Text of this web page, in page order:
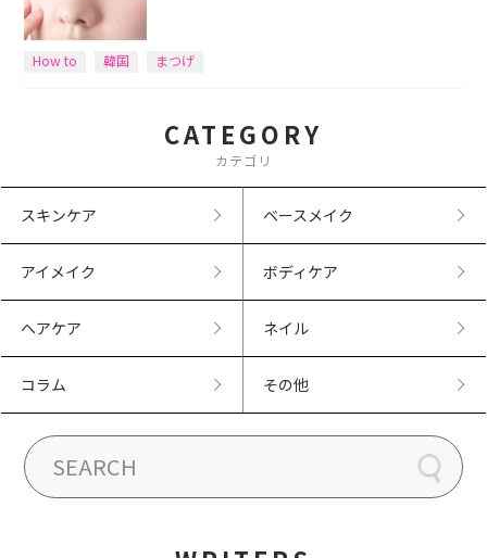
How to 韓国 まつげ
CATEGORY
カテゴリ
スキンケア ベースメイク
アイメイク ボディケア
ヘアケア ネイル
コラム その他